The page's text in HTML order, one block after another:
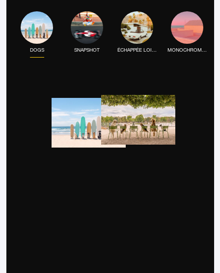
DOGS SNAPSHOT ÉCHAPPÉE LOINTAINE MONOCHROME MOOD